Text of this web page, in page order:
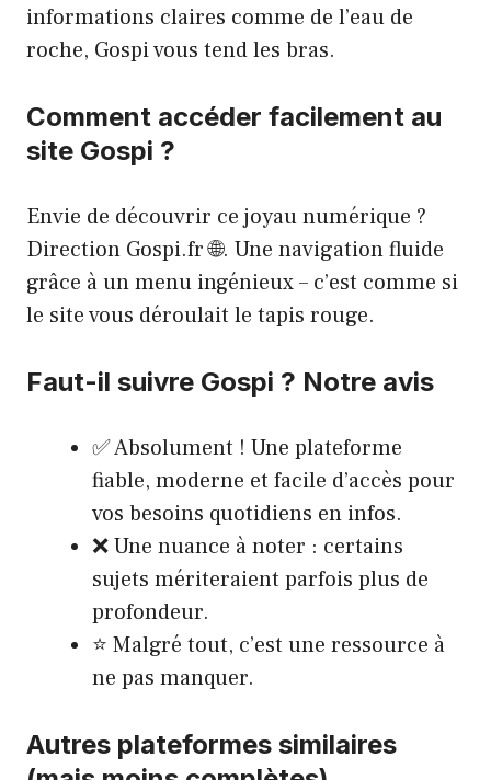
informations claires comme de l’eau de
roche, Gospi vous tend les bras.
Comment accéder facilement au
site Gospi ?
Envie de découvrir ce joyau numérique ?
Direction Gospi.fr🌐. Une navigation fluide
grâce à un menu ingénieux – c’est comme si
le site vous déroulait le tapis rouge.
Faut-il suivre Gospi ? Notre avis
✅ Absolument ! Une plateforme
fiable, moderne et facile d’accès pour
vos besoins quotidiens en infos.
❌ Une nuance à noter : certains
sujets mériteraient parfois plus de
profondeur.
⭐ Malgré tout, c’est une ressource à
ne pas manquer.
Autres plateformes similaires